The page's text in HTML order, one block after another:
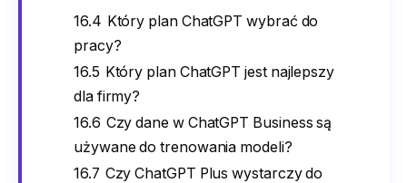
16.4 Który plan ChatGPT wybrać do
pracy?
16.5 Który plan ChatGPT jest najlepszy
dla firmy?
16.6 Czy dane w ChatGPT Business są
używane do trenowania modeli?
16.7 Czy ChatGPT Plus wystarczy do